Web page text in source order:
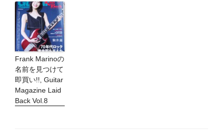
Frank Marinoの
名前を見つけて
即買い!!, Guitar
Magazine Laid
Back Vol.8